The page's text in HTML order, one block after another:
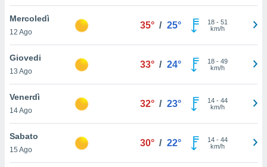
il
un
la
nella
Mercoledì
12 Ago
35° / 25° 18- 51
km/h
Giovedi
13 Ago
33° / 24° 18- 49
km/h
Venerdì
14 Ago
32° / 23° 14- 44
km/h
Sabato
15 Ago
30° / 22° 14- 44
km/h